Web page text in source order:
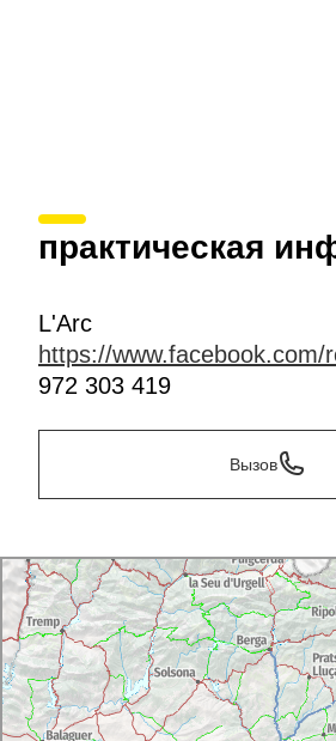
практическая
L'Arc
https://www.facebook.com/
972 303 419
Вызов